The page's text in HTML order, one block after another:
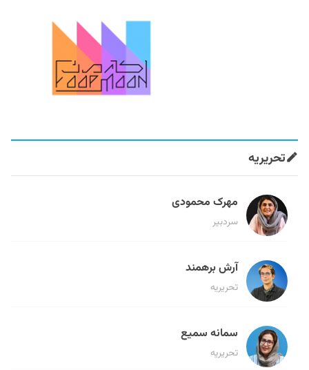
تحریریه
مهرک محمودی
سردبیر
آرش برهمند
تحریریه
سمانه سمیع
تحریریه